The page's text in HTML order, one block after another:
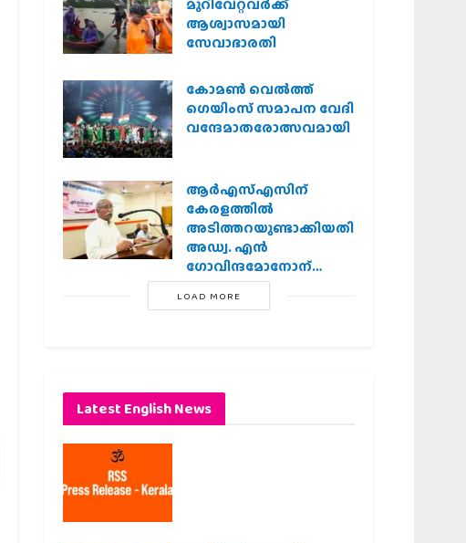
മുറിവേറ്റവര്‍ക്ക്
ആശ്വാസമായി
സേവാഭാരതി
കോമൺ വെൽത്ത്
ഗെയിംസ് സമാപന വേദി
വന്ദേമാതരോത്സവമായി
ആര്‍എസ്എസിന്
കേരളത്തില്‍
അടിത്തറയുണ്ടാക്കിയതില്‍
അഡ്വ. എന്‍
ഗോവിന്ദമോനോന്
പ്രധാന പങ്ക് :എ.
ഗോപാലകൃഷ്ണന്‍
LOAD MORE
Latest English News